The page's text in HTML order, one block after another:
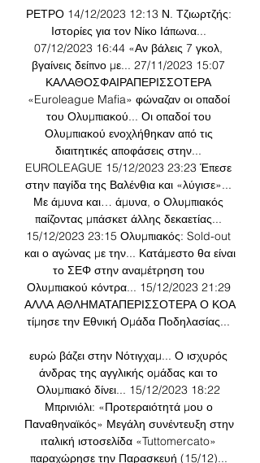
ΡΕΤΡΟ 14/12/2023 12:13 Ν. Τζιωρτζής:
Ιστορίες για τον Νίκο Ιάπωνα...
07/12/2023 16:44 «Αν βάλεις 7 γκολ,
βγαίνεις δείπνο με... 27/11/2023 15:07
ΚΑΛΑΘΟΣΦΑΙΡΑΠΕΡΙΣΣΟΤΕΡΑ
«Euroleague Mafia» φώναζαν οι οπαδοί
του Ολυμπιακού... Οι οπαδοί του
Ολυμπιακού ενοχλήθηκαν από τις
διαιτητικές αποφάσεις στην...
EUROLEAGUE 15/12/2023 23:23 Έπεσε
στην παγίδα της Βαλένθια και «λύγισε»...
Με άμυνα και… άμυνα, ο Ολυμπιακός
παίζοντας μπάσκετ άλλης δεκαετίας...
15/12/2023 23:15 Ολυμπιακός: Sold-out
και ο αγώνας με την... Κατάμεστο θα είναι
το ΣΕΦ στην αναμέτρηση του
Ολυμπιακού κόντρα... 15/12/2023 21:29
ΑΛΛΑ ΑΘΛΗΜΑΤΑΠΕΡΙΣΣΟΤΕΡΑ Ο ΚΟΑ
τίμησε την Εθνική Ομάδα Ποδηλασίας...
ευρώ βάζει στην Νότιγχαμ... Ο ισχυρός
άνδρας της αγγλικής ομάδας και το
Ολυμπιακό δίνει... 15/12/2023 18:22
Μπρινιόλι: «Προτεραιότητά μου ο
Παναθηναϊκός» Μεγάλη συνέντευξη στην
ιταλική ιστοσελίδα «Tuttomercato»
παραχώρησε την Παρασκευή (15/12)...